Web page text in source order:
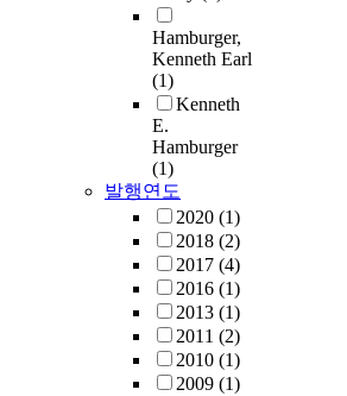
Hamburger,
Kenneth Earl
(1)
Kenneth
E.
Hamburger
(1)
발행연도
2020 (1)
2018 (2)
2017 (4)
2016 (1)
2013 (1)
2011 (2)
2010 (1)
2009 (1)